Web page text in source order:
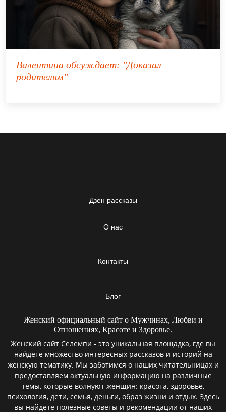
Валентина обсуждает: "Доказал
родителям"
Дзен рассказы
О нас
Контакты
Блог
Женский официальный сайт о Мужчинах, Любви и
Отношениях, Красоте и Здоровье.
Женский сайт Селемпи - это уникальная площадка, где вы
найдете множество интересных рассказов и историй на
женскую тематику. Мы заботимся о наших читательницах и
предоставляем актуальную информацию на различные
темы, которые волнуют женщин: красота, здоровье,
психология, дети, семья, деньги, образ жизни и отдых. Здесь
вы найдете полезные советы и рекомендации от наших